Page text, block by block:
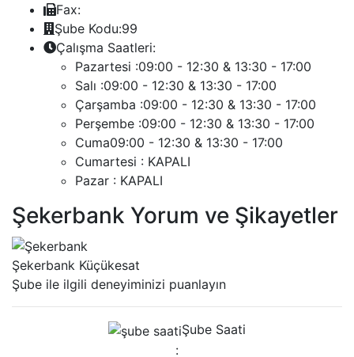
Fax:
Şube Kodu:99
Çalışma Saatleri:
Pazartesi :09:00 - 12:30 & 13:30 - 17:00
Salı :09:00 - 12:30 & 13:30 - 17:00
Çarşamba :09:00 - 12:30 & 13:30 - 17:00
Perşembe :09:00 - 12:30 & 13:30 - 17:00
Cuma09:00 - 12:30 & 13:30 - 17:00
Cumartesi : KAPALI
Pazar : KAPALI
Şekerbank Yorum ve Şikayetler
Şekerbank Küçükesat
Şube ile ilgili deneyiminizi puanlayın
Şube Saati
: